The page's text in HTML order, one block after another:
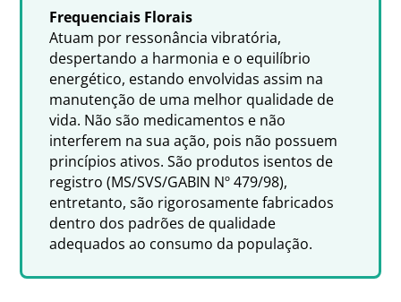
Frequenciais Florais
Atuam por ressonância vibratória,
despertando a harmonia e o equilíbrio
energético, estando envolvidas assim na
manutenção de uma melhor qualidade de
vida. Não são medicamentos e não
interferem na sua ação, pois não possuem
princípios ativos. São produtos isentos de
registro (MS/SVS/GABIN Nº 479/98),
entretanto, são rigorosamente fabricados
dentro dos padrões de qualidade
adequados ao consumo da população.